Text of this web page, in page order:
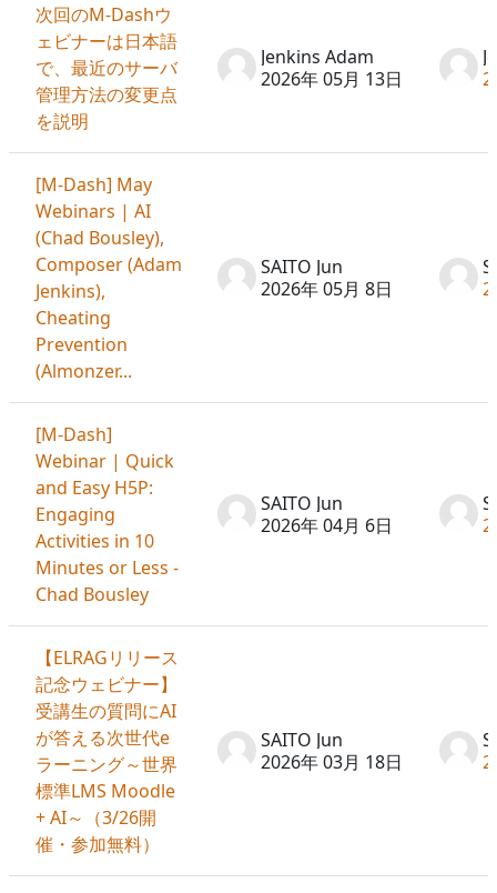
次回のM-Dashウ
ェビナーは日本語
で、最近のサーバ
管理方法の変更点
を説明
Jenkins Adam
2026年 05月 13日
[M-Dash] May
Webinars | AI
(Chad Bousley),
Composer (Adam
Jenkins),
Cheating
Prevention
(Almonzer...
SAITO Jun
2026年 05月 8日
[M-Dash]
Webinar | Quick
and Easy H5P:
Engaging
Activities in 10
Minutes or Less -
Chad Bousley
SAITO Jun
2026年 04月 6日
【ELRAGリリース
記念ウェビナー】
受講生の質問にAI
が答える次世代e
ラーニング～世界
標準LMS Moodle
+ AI～（3/26開
催・参加無料）
SAITO Jun
2026年 03月 18日